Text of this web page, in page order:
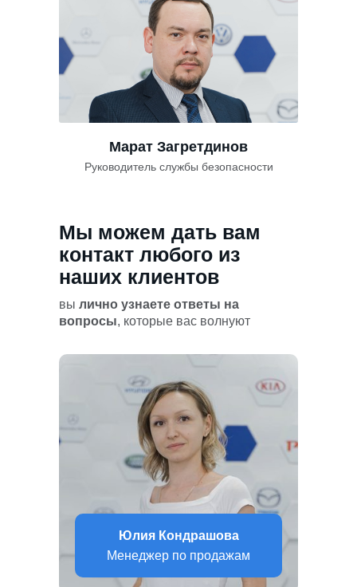
Марат Загретдинов
Руководитель службы безопасности
Мы можем дать вам
контакт любого из
наших клиентов
вы лично узнаете ответы на
вопросы, которые вас волнуют
Юлия Кондрашова
Менеджер по продажам